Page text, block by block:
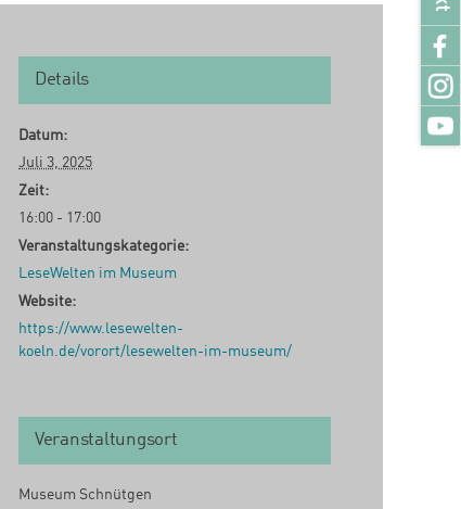
Details
Datum:
Juli 3, 2025
Zeit:
16:00 - 17:00
Veranstaltungskategorie:
LeseWelten im Museum
Website:
https://www.lesewelten-
koeln.de/vorort/lesewelten-im-museum/
Veranstaltungsort
Museum Schnütgen